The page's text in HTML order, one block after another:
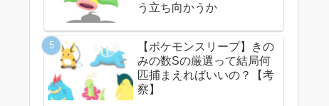
う立ち向かうか
【ポケモンスリープ】きの
みの数Sの厳選って結局何
匹捕まえればいいの？【考
察】